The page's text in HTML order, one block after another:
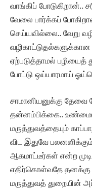
வாங்கிப் போடுகிறான்..
வேலை பார்க்கப்
செய்யவில்லை.. வேறு
ஏற்படுத்தாமல் பழியைத்
போட்டு ஒய்யாரமாய்
சாமானியனுக்கு
தன்னம்பிக்கை..
மருத்துவத்தையும்
விட இதுவே
ஆகமாட்டீர்கள் என்ற
எதிர்கொள்வதே தனக்கு
மருத்துவத் துறையின்